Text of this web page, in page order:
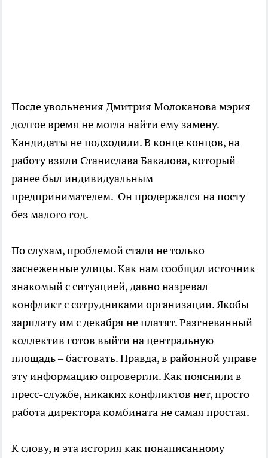
После увольнения Дмитрия Молоканова мэрия
долгое время не могла найти ему замену.
Кандидаты не подходили. В конце концов, на
работу взяли Станислава Бакалова, который
ранее был индивидуальным
предпринимателем. Он продержался на посту
без малого год.
По слухам, проблемой стали не только
заснеженные улицы. Как нам сообщил источник
знакомый с ситуацией, давно назревал
конфликт с сотрудниками организации. Якобы
зарплату им с декабря не платят. Разгневанный
коллектив готов выйти на центральную
площадь – бастовать. Правда, в районной управе
эту информацию опровергли. Как пояснили в
пресс-службе, никаких конфликтов нет, просто
работа директора комбината не самая простая.
К слову, и эта история как понаписанному